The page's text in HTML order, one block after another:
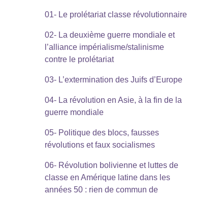
01- Le prolétariat classe révolutionnaire
02- La deuxième guerre mondiale et
l’alliance impérialisme/stalinisme
contre le prolétariat
03- L’extermination des Juifs d’Europe
04- La révolution en Asie, à la fin de la
guerre mondiale
05- Politique des blocs, fausses
révolutions et faux socialismes
06- Révolution bolivienne et luttes de
classe en Amérique latine dans les
années 50 : rien de commun de